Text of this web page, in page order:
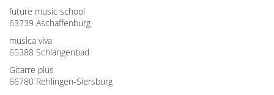
future music school
63739 Aschaffenburg
musica viva
65388 Schlangenbad
Gitarre plus
66780 Rehlingen-Siersburg